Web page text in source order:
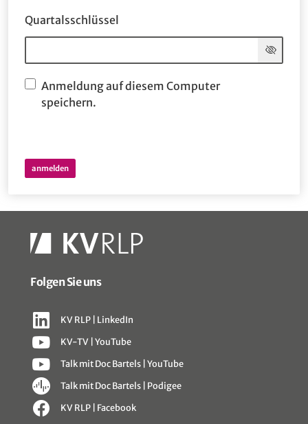
Quartalsschlüssel
Anmeldung auf diesem Computer
speichern.
Folgen Sie uns
KV RLP | LinkedIn
KV-TV | YouTube
Talk mit Doc Bartels | YouTube
Talk mit Doc Bartels | Podigee
KV RLP | Facebook